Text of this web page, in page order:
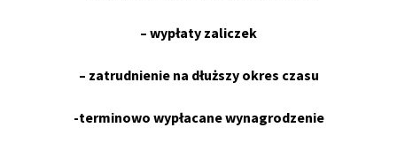
– wypłaty zaliczek
– zatrudnienie na dłuższy okres czasu
-terminowo wypłacane wynagrodzenie